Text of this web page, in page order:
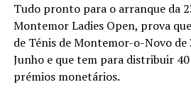
Tudo pronto para o arranque da
Montemor Ladies Open, prova
de Ténis de Montemor-o-Novo de
Junho e que tem para distribuir
prémios monetários.